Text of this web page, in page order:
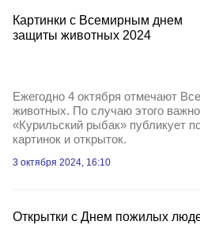
Картинки с Всемирным днем
защиты животных 2024
Ежегодно 4 октября отмечают
животных. По случаю этого
«Курильский рыбак» публикует
картинок и открыток.
3 октября 2024, 16:10
Открытки с Днем пожилых